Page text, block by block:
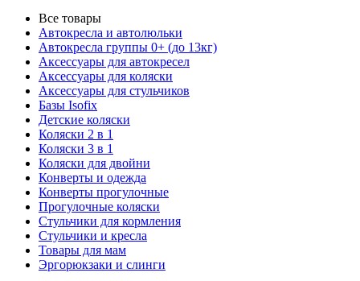
Все товары
Автокресла и автолюльки
Автокресла группы 0+ (до 13кг)
Аксессуары для автокресел
Аксессуары для коляски
Аксессуары для стульчиков
Базы Isofix
Детские коляски
Коляски 2 в 1
Коляски 3 в 1
Коляски для двойни
Конверты и одежда
Конверты прогулочные
Прогулочные коляски
Стульчики для кормления
Стульчики и кресла
Товары для мам
Эргорюкзаки и слинги